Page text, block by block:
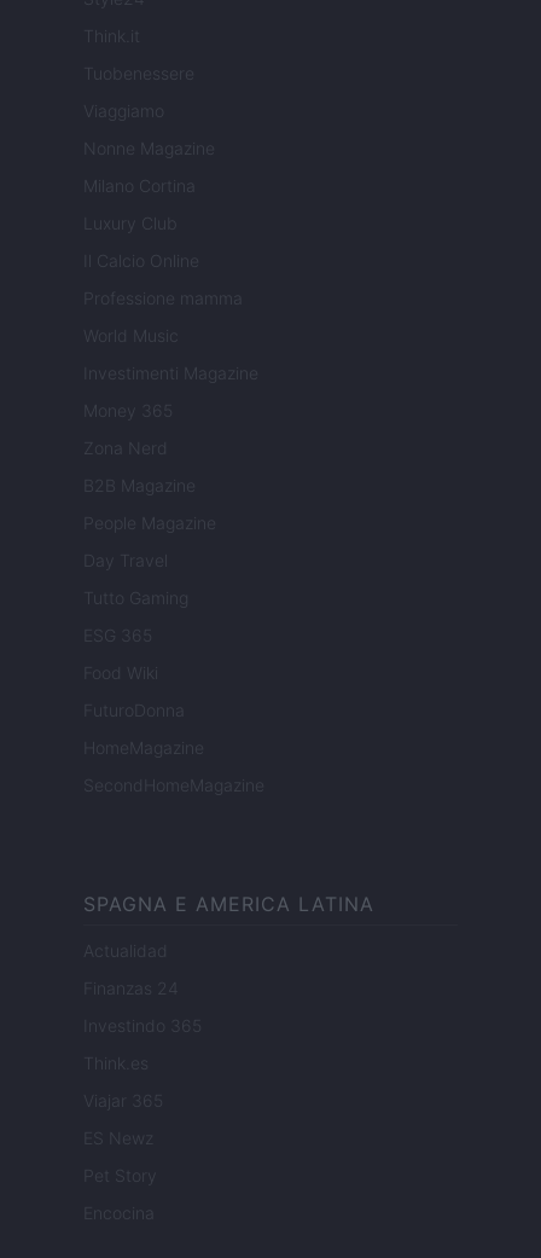
Think.it
Tuobenessere
Viaggiamo
Nonne Magazine
Milano Cortina
Luxury Club
Il Calcio Online
Professione mamma
World Music
Investimenti Magazine
Money 365
Zona Nerd
B2B Magazine
People Magazine
Day Travel
Tutto Gaming
ESG 365
Food Wiki
FuturoDonna
HomeMagazine
SecondHomeMagazine
SPAGNA E AMERICA LATINA
Actualidad
Finanzas 24
Investindo 365
Think.es
Viajar 365
ES Newz
Encocina